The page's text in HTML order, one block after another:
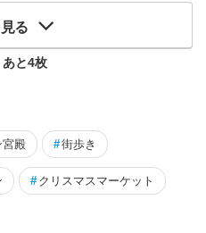
る
と4枚
宮殿 #街歩き
# クリスマスマーケット